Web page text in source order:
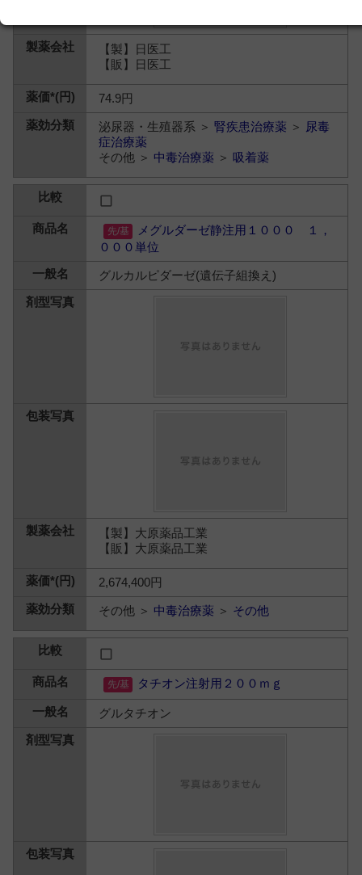
【製】日医工
【販】日医工
74.9円
泌尿器・生殖器系 ＞腎疾患治療薬 ＞ 尿毒
症治療薬
その他 ＞ 中毒治療薬 ＞吸着薬
メグルダーゼ静注用１０００ １，
０００単位
グルカルピダーゼ(遺伝子組換え)
【製】大原薬品工業
【販】大原薬品工業
2,674,400円
その他 ＞ 中毒治療薬 ＞ その他
タチオン注射用２００ｍｇ
グルタチオン